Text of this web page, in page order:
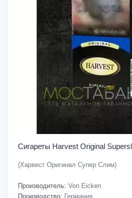
Сигареты Harvest Original
(Харвест Оригинал Супер Слим)
Производитель: Von Eicken
Производство: Германия